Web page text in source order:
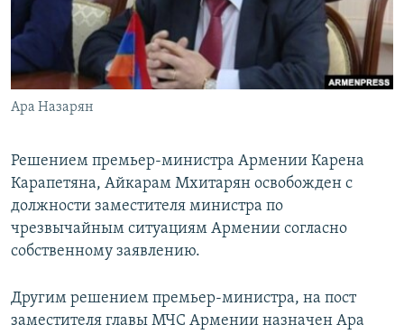
Հայերեն
English
Русский
Ара Назарян
Решением премьер-министра Армении Карена
Карапетяна, Айкарам Мхитарян освобожден с
должности заместителя министра по
чрезвычайным ситуациям Армении согласно
собственному заявлению.
Другим решением премьер-министра, на пост
заместителя главы МЧС Армении назначен Ара